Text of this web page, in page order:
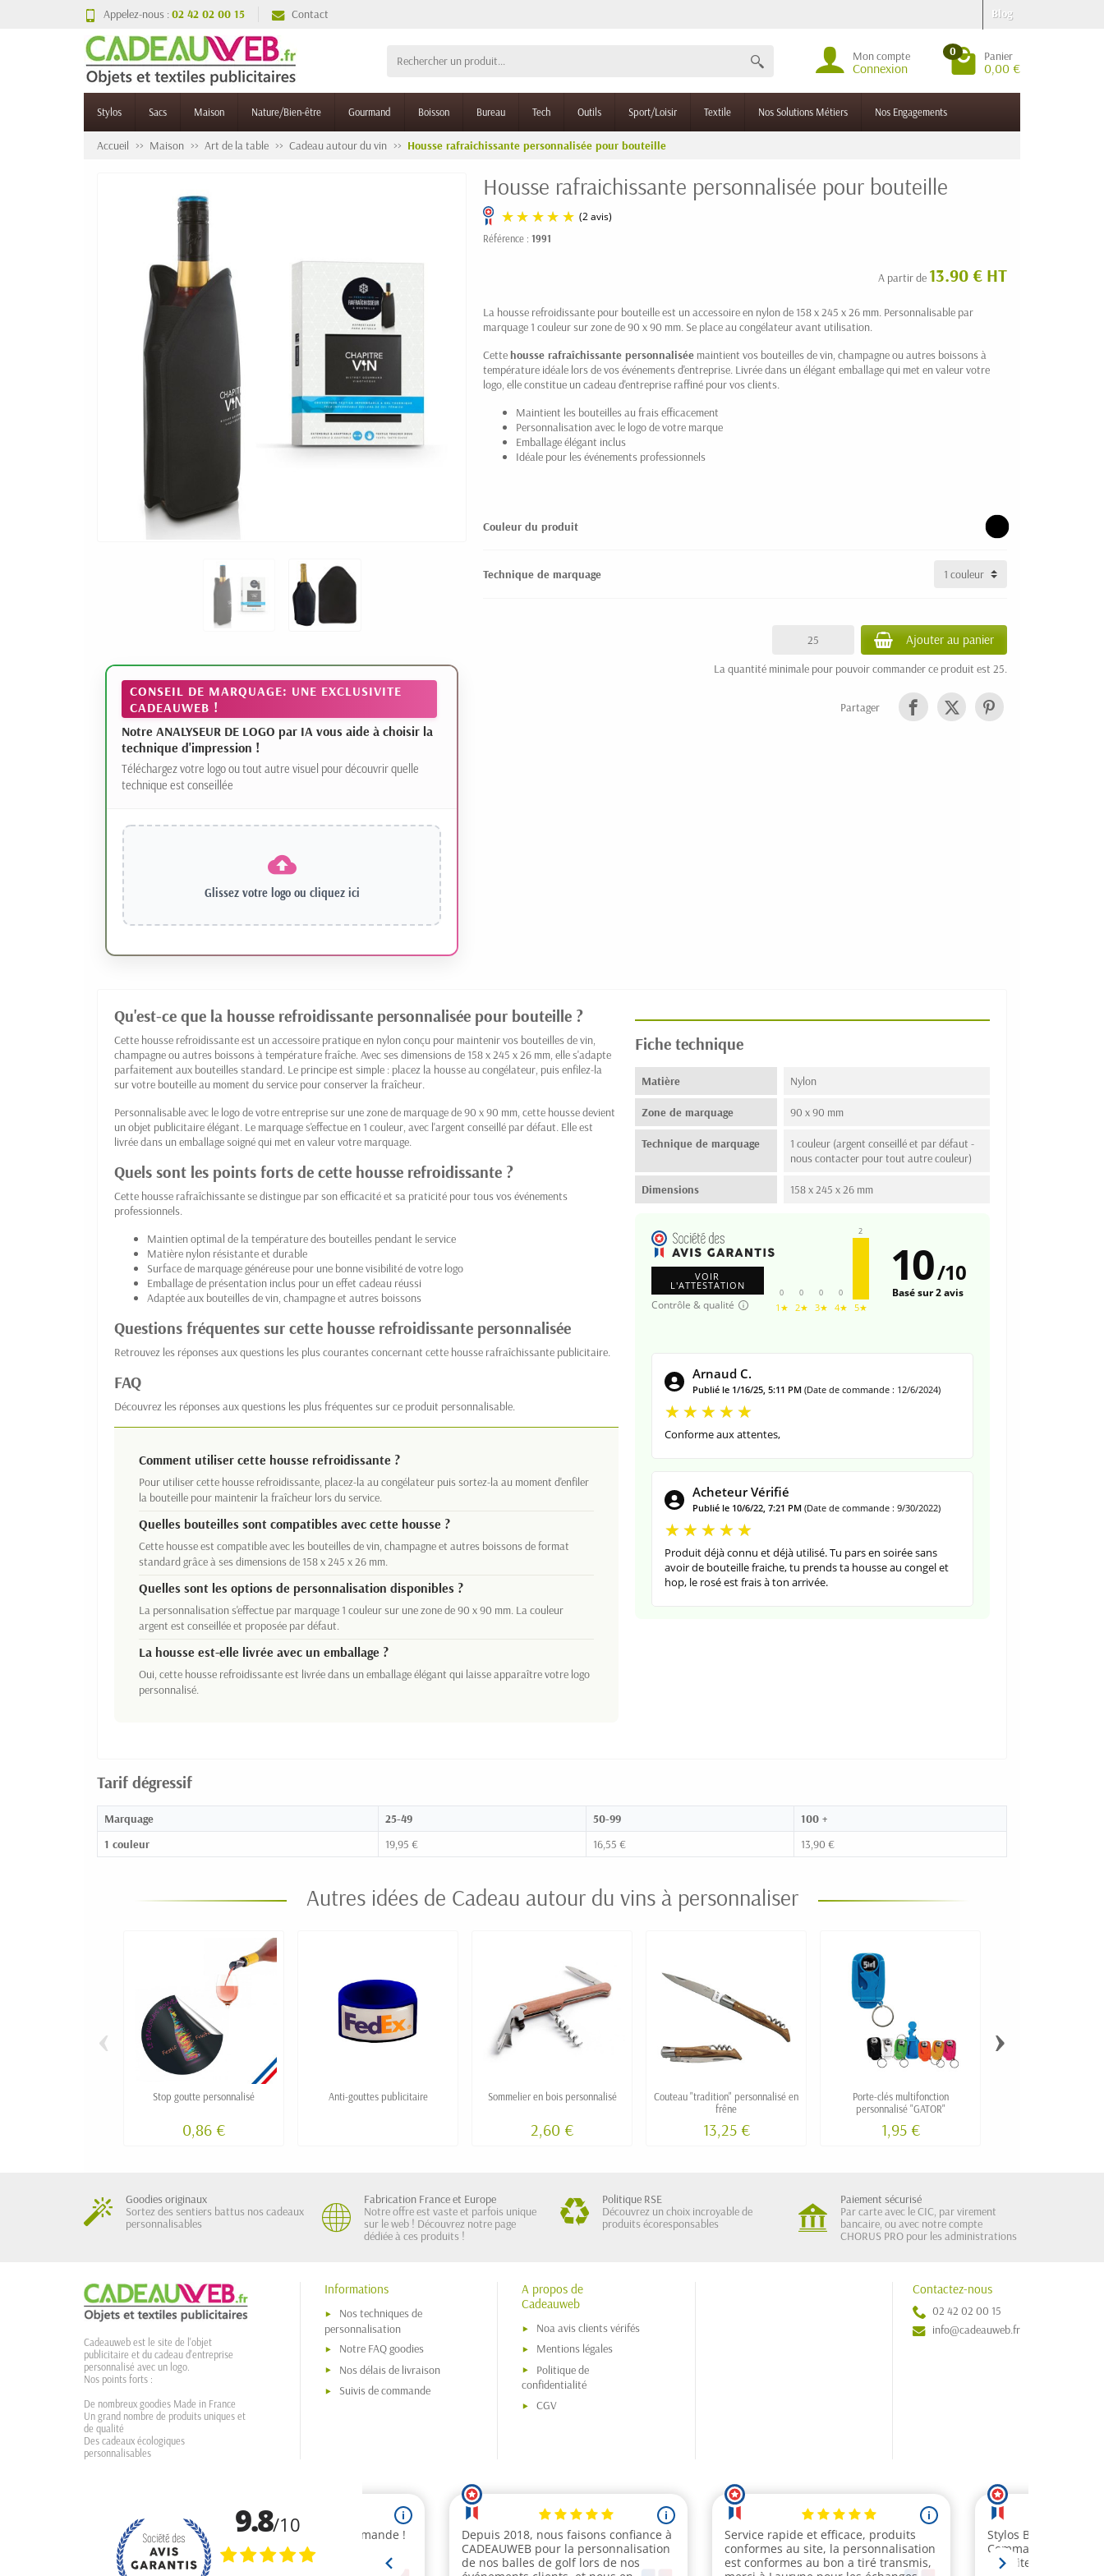
Appelez-nous :02 42 02 00 15 Contact Blog
Mon compte
Connexion
0 Panier
0,00 €
Stylos Sacs Maison Nature/Bien-être Gourmand Boisson Bureau Tech Outils Sport/Loisir Textile Nos Solutions Métiers Nos Engagements
Accueil Maison Art de la table Cadeau autour du vin Housse rafraichissante personnalisée pour bouteille
CONSEIL DE MARQUAGE: UNE EXCLUSIVITE
CADEAUWEB !
Notre ANALYSEUR DE LOGO par IA vous aide à choisir la
technique d'impression !
Téléchargez votre logo ou tout autre visuel pour découvrir quelle
technique est conseillée
Glissez votre logo ou cliquez ici
Housse rafraichissante personnalisée pour bouteille
Référence : 1991
A partir de 13.90 € HT
La housse refroidissante pour bouteille est un accessoire en nylon de 158 x 245 x 26 mm. Personnalisable par
marquage 1 couleur sur zone de 90 x 90 mm. Se place au congélateur avant utilisation.
Cettehousse rafraîchissante personnalisée maintient vos bouteilles de vin, champagne ou autres boissons à
température idéale lors de vos événements d'entreprise. Livrée dans un élégant emballage qui met en valeur votre
logo, elle constitue un cadeau d'entreprise raffiné pour vos clients.
Maintient les bouteilles au frais efficacement
Personnalisation avec le logo de votre marque
Emballage élégant inclus
Idéale pour les événements professionnels
Couleur du produit
Technique de marquage
Ajouter au panier
La quantité minimale pour pouvoir commander ce produit est 25.
Partager
Qu'est-ce que la housse refroidissante personnalisée pour bouteille ?
Cette housse refroidissante est un accessoire pratique en nylon conçu pour maintenir vos bouteilles de vin,
champagne ou autres boissons à température fraîche. Avec ses dimensions de 158 x 245 x 26 mm, elle s'adapte
parfaitement aux bouteilles standard. Le principe est simple : placez la housse au congélateur, puis enfilez-la
sur votre bouteille au moment du service pour conserver la fraîcheur.
Personnalisable avec le logo de votre entreprise sur une zone de marquage de 90 x 90 mm, cette housse devient
un objet publicitaire élégant. Le marquage s'effectue en 1 couleur, avec l'argent conseillé par défaut. Elle est
livrée dans un emballage soigné qui met en valeur votre marquage.
Quels sont les points forts de cette housse refroidissante ?
Cette housse rafraîchissante se distingue par son efficacité et sa praticité pour tous vos événements
professionnels.
Maintien optimal de la température des bouteilles pendant le service
Matière nylon résistante et durable
Surface de marquage généreuse pour une bonne visibilité de votre logo
Emballage de présentation inclus pour un effet cadeau réussi
Adaptée aux bouteilles de vin, champagne et autres boissons
Questions fréquentes sur cette housse refroidissante personnalisée
Retrouvez les réponses aux questions les plus courantes concernant cette housse rafraîchissante publicitaire.
FAQ
Découvrez les réponses aux questions les plus fréquentes sur ce produit personnalisable.
Comment utiliser cette housse refroidissante ?
Pour utiliser cette housse refroidissante, placez-la au congélateur puis sortez-la au moment d'enfiler
la bouteille pour maintenir la fraîcheur lors du service.
Quelles bouteilles sont compatibles avec cette housse ?
Cette housse est compatible avec les bouteilles de vin, champagne et autres boissons de format
standard grâce à ses dimensions de 158 x 245 x 26 mm.
Quelles sont les options de personnalisation disponibles ?
La personnalisation s'effectue par marquage 1 couleur sur une zone de 90 x 90 mm. La couleur
argent est conseillée et proposée par défaut.
La housse est-elle livrée avec un emballage ?
Oui, cette housse refroidissante est livrée dans un emballage élégant qui laisse apparaître votre logo
personnalisé.
Fiche technique
Matière Nylon
Zone de marquage 90 x 90 mm
Technique de marquage
1 couleur (argent conseillé et par défaut -
nous contacter pour tout autre couleur)
Dimensions 158 x 245 x 26 mm
VOIR
L'ATTESTATION
Contrôle & qualité
0
1★
0
2★
0
3★
0
4★
2
5★
10/10
Basé sur 2 avis
Arnaud C.
Publié le 1/16/25, 5:11 PM (Date de commande : 12/6/2024)
Conforme aux attentes,
Acheteur Vérifié
Publié le 10/6/22, 7:21 PM (Date de commande : 9/30/2022)
Produit déjà connu et déjà utilisé. Tu pars en soirée sans
avoir de bouteille fraiche, tu prends ta housse au congel et
hop, le rosé est frais à ton arrivée.
Tarif dégressif
Marquage 25-49 50-99
100 +
1 couleur
19,95 € 16,55 € 13,90 €
Autres idées de Cadeau autour du vins à personnaliser
Stop goutte personnalisé
0,86 €
Anti-gouttes publicitaire Sommelier en bois personnalisé
2,60 €
Couteau "tradition" personnalisé en
frêne
13,25 €
Porte-clés multifonction
personnalisé "GATOR"
1,95 €
‹ ›
Goodies originaux
Sortez des sentiers battus nos cadeaux
personnalisables
Fabrication France et Europe
Notre offre est vaste et parfois unique
sur le web ! Découvrez notre page
dédiée à ces produits !
Politique RSE
Découvrez un choix incroyable de
produits écoresponsables
Paiement sécurisé
Par carte avec le CIC, par virement
bancaire, ou avec notre compte
CHORUS PRO pour les administrations
Cadeauweb est le site de l'objet
publicitaire et du cadeau d'entreprise
personnalisé avec un logo.
Nos points forts :
De nombreux goodies Made in France
Un grand nombre de produits uniques et
de qualité
Des cadeaux écologiques
personnalisables
Informations
Nos techniques de
personnalisation
Notre FAQ goodies
Nos délais de livraison
Suivis de commande
A propos de
Cadeauweb
Noa avis clients vérifés
Mentions légales
Politique de
confidentialité
CGV
Contactez-nous
02 42 02 00 15
info@cadeauweb.fr